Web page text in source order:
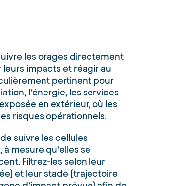
les orages directement
impacts et réagir au
pertinent pour
l’énergie, les services
en extérieur, où les
risques opérationnels.
suivre les cellules
mesure qu’elles se
Filtrez-les selon leur
et leur stade (trajectoire